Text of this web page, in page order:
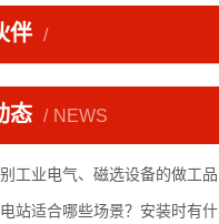
伴
态 NEWS
业电气、磁选设备的做工品质？有哪些简单...
适合哪些场景？安装时有什么注意事项？